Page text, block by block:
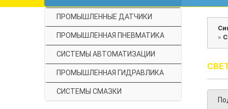
ПРОМЫШЛЕННЫЕ ДАТЧИКИ
ПРОМЫШЛЕННАЯ ПНЕВМАТИКА
СИСТЕМЫ АВТОМАТИЗАЦИИ
ПРОМЫШЛЕННАЯ ГИДРАВЛИКА
СИСТЕМЫ СМАЗКИ
»